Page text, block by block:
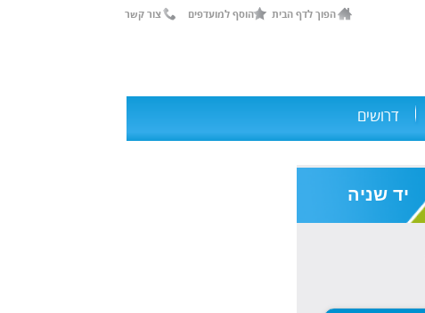
הפוך לדף הבית הוסף למועדפים צור קשר
דרושים
יד שניה